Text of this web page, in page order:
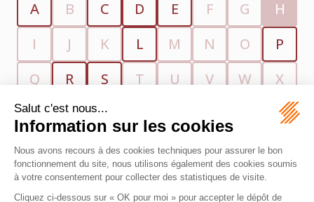
A B C D E F G
H
I
J K L M N O
P
Q
R S T U V W
X
MAZEAS Avocat